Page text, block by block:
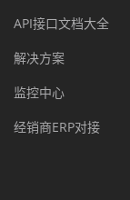
API接口文档大全
解决方案
监控中心
经销商ERP对接